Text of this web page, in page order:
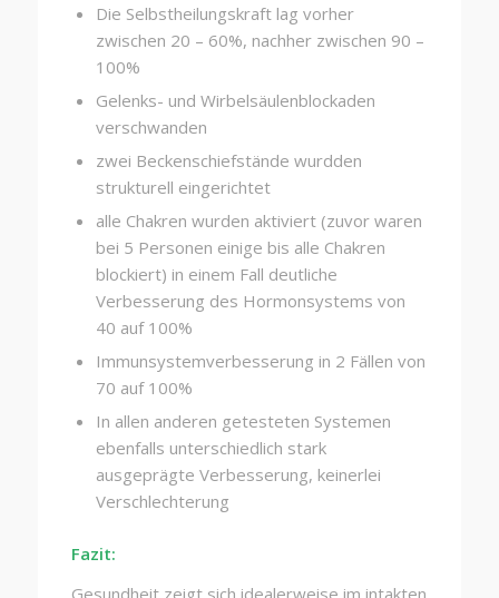
Die Selbstheilungskraft lag vorher
zwischen 20 – 60%, nachher zwischen 90 –
100%
Gelenks- und Wirbelsäulenblockaden
verschwanden
zwei Beckenschiefstände wurdden
strukturell eingerichtet
alle Chakren wurden aktiviert (zuvor waren
bei 5 Personen einige bis alle Chakren
blockiert) in einem Fall deutliche
Verbesserung des Hormonsystems von
40 auf 100%
Immunsystemverbesserung in 2 Fällen von
70 auf 100%
In allen anderen getesteten Systemen
ebenfalls unterschiedlich stark
ausgeprägte Verbesserung, keinerlei
Verschlechterung
Fazit: